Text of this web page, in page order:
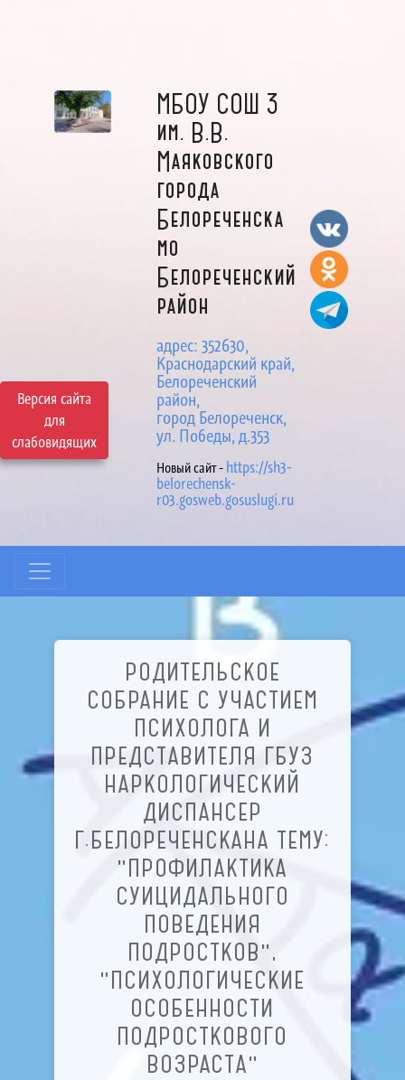
Версия сайта
для
слабовидящих
МБОУ СОШ 3
им. В.В.
Маяковского
города
Белореченска
мо
Белореченский
район
адрес: 352630,
Краснодарский край,
Белореченский
район,
город Белореченск,
ул. Победы, д.353
Новый сайт - https://sh3-
belorechensk-
r03.gosweb.gosuslugi.ru
РОДИТЕЛЬСКОЕ
СОБРАНИЕ С УЧАСТИЕМ
ПСИХОЛОГА И
ПРЕДСТАВИТЕЛЯ ГБУЗ
НАРКОЛОГИЧЕСКИЙ
ДИСПАНСЕР
Г.БЕЛОРЕЧЕНСКАНА ТЕМУ:
"ПРОФИЛАКТИКА
СУИЦИДАЛЬНОГО
ПОВЕДЕНИЯ
ПОДРОСТКОВ",
"ПСИХОЛОГИЧЕСКИЕ
ОСОБЕННОСТИ
ПОДРОСТКОВОГО
ВОЗРАСТА"